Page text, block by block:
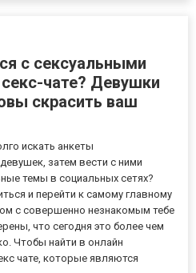
с сексуальными
чате? Девушки
скрасить ваш
искать анкеты
затем вести с ними
темы в социальных сетях?
и перейти к самому главному
с совершенно незнакомым тебе
что сегодня это более чем
Чтобы найти в онлайн
чате, которые являются